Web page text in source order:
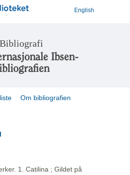
English
Bibliografi
Ibsen-
Om bibliografien
1. Catilina ; Gildet på